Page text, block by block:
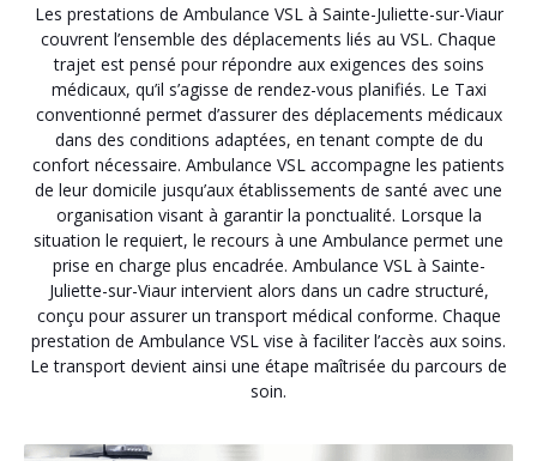
Les prestations de Ambulance VSL à Sainte-Juliette-sur-Viaur
couvrent l’ensemble des déplacements liés au VSL. Chaque
trajet est pensé pour répondre aux exigences des soins
médicaux, qu’il s’agisse de rendez-vous planifiés. Le Taxi
conventionné permet d’assurer des déplacements médicaux
dans des conditions adaptées, en tenant compte de du
confort nécessaire. Ambulance VSL accompagne les patients
de leur domicile jusqu’aux établissements de santé avec une
organisation visant à garantir la ponctualité. Lorsque la
situation le requiert, le recours à une Ambulance permet une
prise en charge plus encadrée. Ambulance VSL à Sainte-
Juliette-sur-Viaur intervient alors dans un cadre structuré,
conçu pour assurer un transport médical conforme. Chaque
prestation de Ambulance VSL vise à faciliter l’accès aux soins.
Le transport devient ainsi une étape maîtrisée du parcours de
soin.